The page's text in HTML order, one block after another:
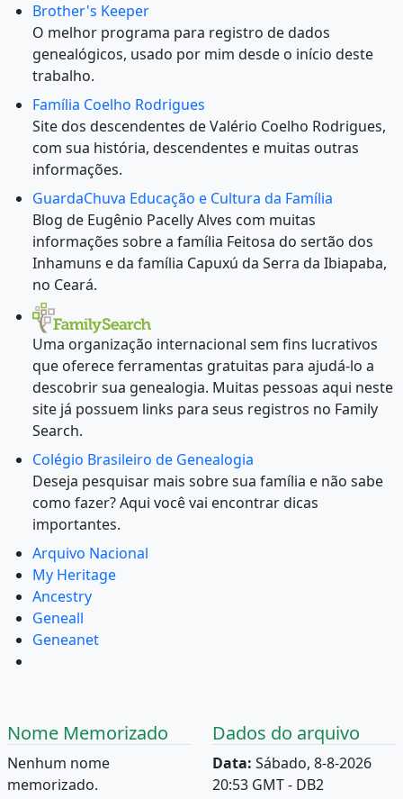
Brother's Keeper
O melhor programa para registro de dados
genealógicos, usado por mim desde o início deste
trabalho.
Família Coelho Rodrigues
Site dos descendentes de Valério Coelho Rodrigues,
com sua história, descendentes e muitas outras
informações.
GuardaChuva Educação e Cultura da Família
Blog de Eugênio Pacelly Alves com muitas
informações sobre a família Feitosa do sertão dos
Inhamuns e da família Capuxú da Serra da Ibiapaba,
no Ceará.
Uma organização internacional sem fins lucrativos
que oferece ferramentas gratuitas para ajudá-lo a
descobrir sua genealogia. Muitas pessoas aqui neste
site já possuem links para seus registros no Family
Search.
Colégio Brasileiro de Genealogia
Deseja pesquisar mais sobre sua família e não sabe
como fazer? Aqui você vai encontrar dicas
importantes.
Arquivo Nacional
My Heritage
Ancestry
Geneall
Geneanet
Nome Memorizado
Nenhum nome
memorizado.
Dados do arquivo
Data: Sábado, 8-8-2026
20:53 GMT - DB2